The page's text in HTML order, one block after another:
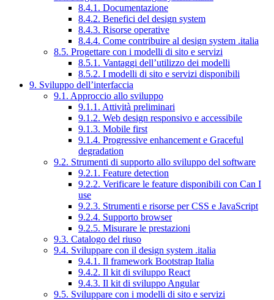
8.4.1. Documentazione
8.4.2. Benefici del design system
8.4.3. Risorse operative
8.4.4. Come contribuire al design system .italia
8.5. Progettare con i modelli di sito e servizi
8.5.1. Vantaggi dell’utilizzo dei modelli
8.5.2. I modelli di sito e servizi disponibili
9. Sviluppo dell’interfaccia
9.1. Approccio allo sviluppo
9.1.1. Attività preliminari
9.1.2. Web design responsivo e accessibile
9.1.3. Mobile first
9.1.4. Progressive enhancement e Graceful
degradation
9.2. Strumenti di supporto allo sviluppo del software
9.2.1. Feature detection
9.2.2. Verificare le feature disponibili con Can I
use
9.2.3. Strumenti e risorse per CSS e JavaScript
9.2.4. Supporto browser
9.2.5. Misurare le prestazioni
9.3. Catalogo del riuso
9.4. Sviluppare con il design system .italia
9.4.1. Il framework Bootstrap Italia
9.4.2. Il kit di sviluppo React
9.4.3. Il kit di sviluppo Angular
9.5. Sviluppare con i modelli di sito e servizi